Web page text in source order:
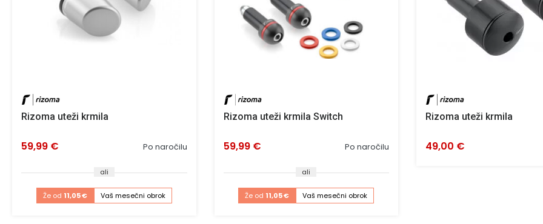
Rizoma uteži krmila
Po naročilu
59,99 €
ali
Že od 11,05 € Vaš mesečni obrok
Rizoma uteži krmila Switch
Po naročilu
59,99 €
ali
Že od 11,05 € Vaš mesečni obrok
Rizoma uteži krmila
49,00 €